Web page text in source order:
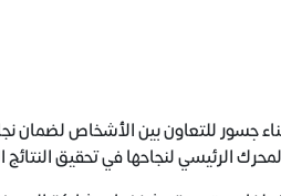
جسور للتعاون بين الأشخاص لضمان
الرئيسي لنجاحها في تحقيق